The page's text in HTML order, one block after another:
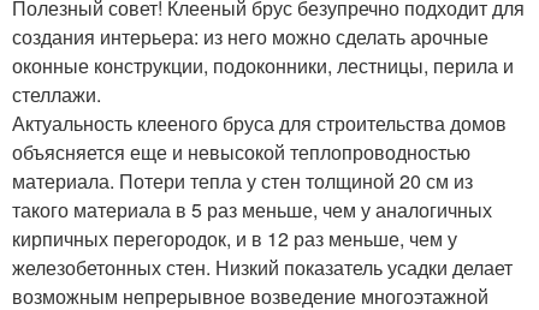
Полезный совет! Клееный брус безупречно подходит для
создания интерьера: из него можно сделать арочные
оконные конструкции, подоконники, лестницы, перила и
стеллажи.
Актуальность клееного бруса для строительства домов
объясняется еще и невысокой теплопроводностью
материала. Потери тепла у стен толщиной 20 см из
такого материала в 5 раз меньше, чем у аналогичных
кирпичных перегородок, и в 12 раз меньше, чем у
железобетонных стен. Низкий показатель усадки делает
возможным непрерывное возведение многоэтажной